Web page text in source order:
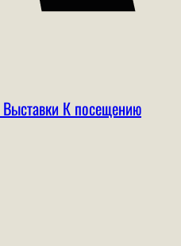
Выставки К посещению